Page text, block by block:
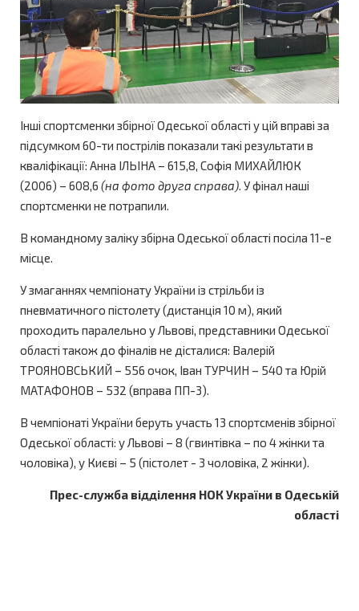
Інші спортсменки збірної Одеської області у цій вправі за
підсумком 60-ти пострілів показали такі результати в
кваліфікації: Анна ІЛЬІНА – 615,8, Софія МИХАЙЛЮК
(2006) – 608,6 (на фото друга справа). У фінал наші
спортсменки не потрапили.
В командному заліку збірна Одеської області посіла 11-е
місце.
У змаганнях чемпіонату України із стрільби із
пневматичного пістолету (дистанція 10 м), який
проходить паралельно у Львові, представники Одеської
області також до фіналів не дісталися: Валерій
ТРОЯНОВСЬКИЙ – 556 очок, Іван ТУРЧИН – 540 та Юрій
МАТАФОНОВ – 532 (вправа ПП-3).
В чемпіонаті України беруть участь 13 спортсменів збірної
Одеської області: у Львові – 8 (гвинтівка – по 4 жінки та
чоловіка), у Києві – 5 (пістолет - 3 чоловіка, 2 жінки).
Прес-служба відділення НОК України в Одеській
області